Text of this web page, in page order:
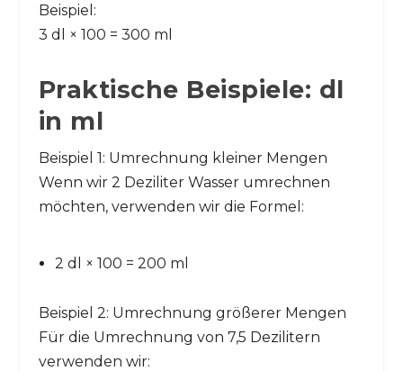
Beispiel:
3 dl × 100 = 300 ml
Praktische Beispiele: dl
in ml
Beispiel 1: Umrechnung kleiner Mengen
Wenn wir 2 Deziliter Wasser umrechnen
möchten, verwenden wir die Formel:
2 dl × 100 = 200 ml
Beispiel 2: Umrechnung größerer Mengen
Für die Umrechnung von 7,5 Dezilitern
verwenden wir: